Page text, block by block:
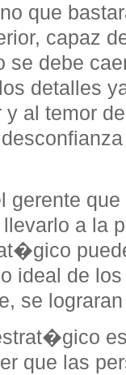
que
capaz
se debe
detalles
al temor
a la
ideal de
se
que las